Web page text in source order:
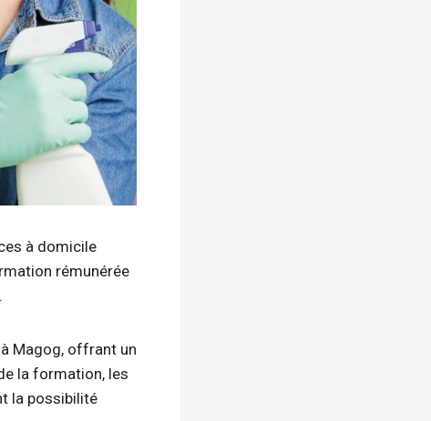
à domicile
rémunérée
Magog, offrant un
la formation, les
la possibilité